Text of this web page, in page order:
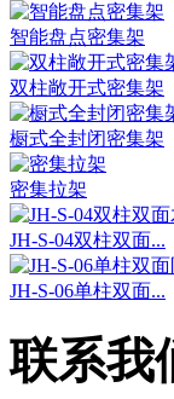
智能盘点密集架
双柱敞开式密集架
橱式全封闭密集架
密集拉架
JH-S-04双柱双面...
JH-S-06单柱双面...
联系我